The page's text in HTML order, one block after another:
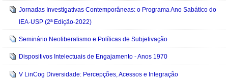
Jornadas Investigativas Contemporâneas: o Programa Ano Sabático do
IEA-USP (2ª Edição-2022)
Seminário Neoliberalismo e Políticas de Subjetivação
Dispositivos Intelectuais de Engajamento - Anos 1970
V LinCog Diversidade: Percepções, Acessos e Integração